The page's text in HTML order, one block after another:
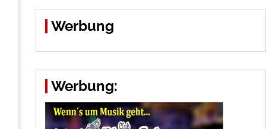
Werbung
Werbung: